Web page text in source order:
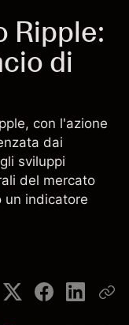
Ripple:
di
con l'azione
dai
sviluppi
del mercato
un indicatore